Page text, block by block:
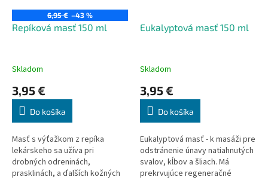
6,95 € –43 %
Repíková masť 150 ml
Skladom
3,95 €
Do košíka
Masť s výťažkom z repíka
lekárskeho sa užíva pri
drobných odreninách,
prasklinách, a ďalších kožných
Eukalyptová masť 150 ml
Skladom
3,95 €
Do košíka
Eukalyptová masť - k masáži pre
odstránenie únavy natiahnutých
svalov, kĺbov a šliach. Má
prekrvujúce regeneračné